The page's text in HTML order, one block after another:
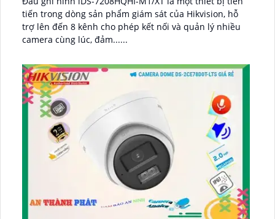
tiến trong dòng sản phẩm giám sát của Hikvision, hỗ
trợ lên đến 8 kênh cho phép kết nối và quản lý nhiều
camera cùng lúc, đảm......